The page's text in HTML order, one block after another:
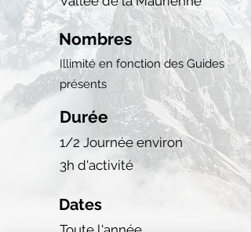
Nombres
Illimité en fonction des Guides
présents
Durée
1/2 Journée environ
3h d'activité
Dates